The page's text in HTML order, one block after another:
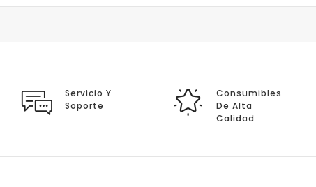
Servicio Y
Soporte
Consumibles
De Alta
Calidad